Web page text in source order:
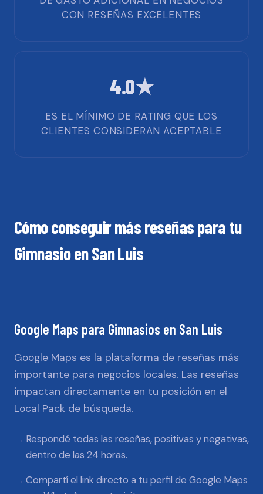
CON RESEÑAS EXCELENTES
4.0★
ES EL MÍNIMO DE RATING QUE LOS
CLIENTES CONSIDERAN ACEPTABLE
Cómo conseguir más reseñas para tu
GimnasioenSan Luis
Google Maps para Gimnasios en San Luis
Google Maps es la plataforma de reseñas más
importante para negocios locales. Las reseñas
impactan directamente en tu posición en el
Local Pack de búsqueda.
Respondé todas las reseñas, positivas y negativas,
dentro de las 24 horas.
Compartí el link directo a tu perfil de Google Maps